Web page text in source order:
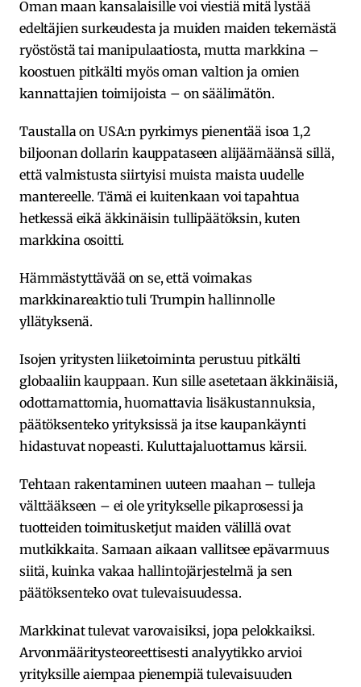
Oman maan kansalaisille voi viestiä mitä lystää
edeltäjien surkeudesta ja muiden maiden tekemästä
ryöstöstä tai manipulaatiosta, mutta markkina –
koostuen pitkälti myös oman valtion ja omien
kannattajien toimijoista – on säälimätön.
Taustalla on USA:n pyrkimys pienentää isoa 1,2
biljoonan dollarin kauppataseen alijäämäänsä sillä,
että valmistusta siirtyisi muista maista uudelle
mantereelle. Tämä ei kuitenkaan voi tapahtua
hetkessä eikä äkkinäisin tullipäätöksin, kuten
markkina osoitti.
Hämmästyttävää on se, että voimakas
markkinareaktio tuli Trumpin hallinnolle
yllätyksenä.
Isojen yritysten liiketoiminta perustuu pitkälti
globaaliin kauppaan. Kun sille asetetaan äkkinäisiä,
odottamattomia, huomattavia lisäkustannuksia,
päätöksenteko yrityksissä ja itse kaupankäynti
hidastuvat nopeasti. Kuluttajaluottamus kärsii.
Tehtaan rakentaminen uuteen maahan – tulleja
välttääkseen – ei ole yritykselle pikaprosessi ja
tuotteiden toimitusketjut maiden välillä ovat
mutkikkaita. Samaan aikaan vallitsee epävarmuus
siitä, kuinka vakaa hallintojärjestelmä ja sen
päätöksenteko ovat tulevaisuudessa.
Markkinat tulevat varovaisiksi, jopa pelokkaiksi.
Arvonmääritysteoreettisesti analyytikko arvioi
yrityksille aiempaa pienempiä tulevaisuuden